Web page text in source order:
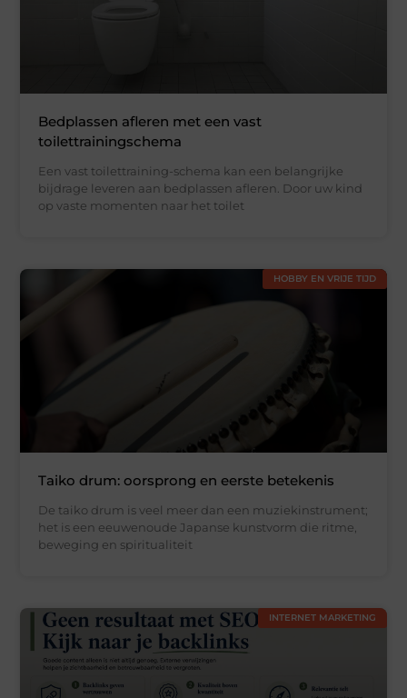
Bedplassen afleren met een vast
toilettrainingschema
Een vast toilettraining-schema kan een belangrijke
bijdrage leveren aan bedplassen afleren. Door uw kind
op vaste momenten naar het toilet
HOBBY EN VRIJE TIJD
Taiko drum: oorsprong en eerste betekenis
De taiko drum is veel meer dan een muziekinstrument;
het is een eeuwenoude Japanse kunstvorm die ritme,
beweging en spiritualiteit
INTERNET MARKETING